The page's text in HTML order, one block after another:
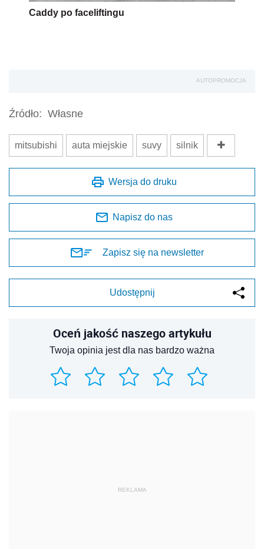
Caddy po faceliftingu
AUTOPROMOCJA
Źródło: Własne
mitsubishi auta miejskie suvy silnik
Wersja do druku
Napisz do nas
Zapisz się na newsletter
Udostępnij
Oceń jakość naszego artykułu
Twoja opinia jest dla nas bardzo ważna
REKLAMA